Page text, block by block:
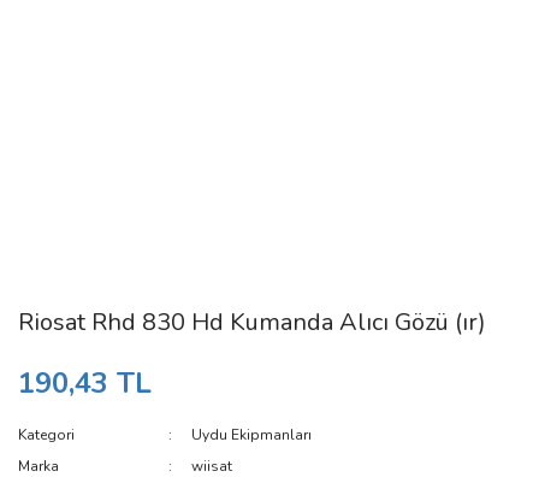
Riosat Rhd 830 Hd Kumanda Alıcı Gözü (ır)
190,43 TL
Kategori
Uydu Ekipmanları
Marka
wiisat